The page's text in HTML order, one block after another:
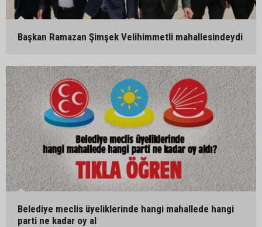
Başkan Ramazan Şimşek Velihimmetli mahallesindeydi
Belediye meclis üyeliklerinde hangi mahallede hangi
parti ne kadar oy al